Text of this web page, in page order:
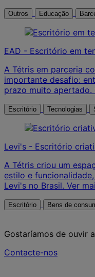
Outros Educação
EAD - Escritório em
A Tétris em parceria
importante desafio:
prazo muito apertado.
Escritório Tecnologias
Levi's - Escritório
A Tétris criou um
estilo e
Levi's no Brasil. Ver
Escritório Bens de
Gostaríamos de ouvir
Contacte-nos